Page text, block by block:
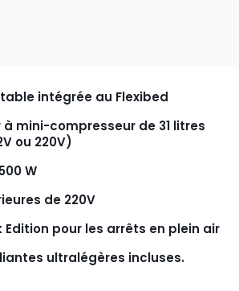
intégrée au Flexibed
mini-compresseur de 31 litres
ou 220V)
W
de 220V
Edition pour les arrêts en plein air
ultralégères incluses.